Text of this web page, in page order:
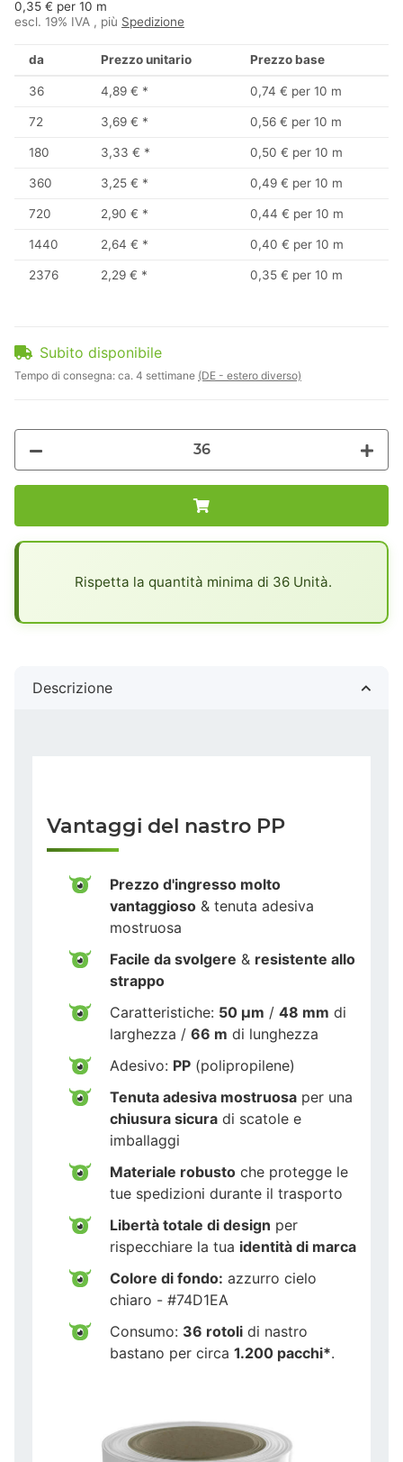
0,35 € per 10 m
escl. 19% IVA , più Spedizione
da Prezzo unitario Prezzo base
36 4,89 € * 0,74 € per 10 m
72 3,69 € * 0,56 € per 10 m
180 3,33 € * 0,50 € per 10 m
360 3,25 € * 0,49 € per 10 m
720 2,90 € * 0,44 € per 10 m
1440 2,64 € * 0,40 € per 10 m
2376 2,29 € * 0,35 € per 10 m
Subito disponibile
Tempo di consegna: ca. 4 settimane (DE - estero diverso)
Rispetta la quantità minima di 36 Unità.
Descrizione
Vantaggi del nastro PP
Prezzo d'ingresso molto
vantaggioso & tenuta adesiva
mostruosa
Facile da svolgere & resistente allo
strappo
Caratteristiche: 50 µm / 48 mm di
larghezza / 66 m di lunghezza
Adesivo: PP (polipropilene)
Tenuta adesiva mostruosa per una
chiusura sicura di scatole e
imballaggi
Materiale robusto che protegge le
tue spedizioni durante il trasporto
Libertà totale di design per
rispecchiare la tua identità di marca
Colore di fondo: azzurro cielo
chiaro - #74D1EA
Consumo: 36 rotoli di nastro
bastano per circa 1.200 pacchi*.